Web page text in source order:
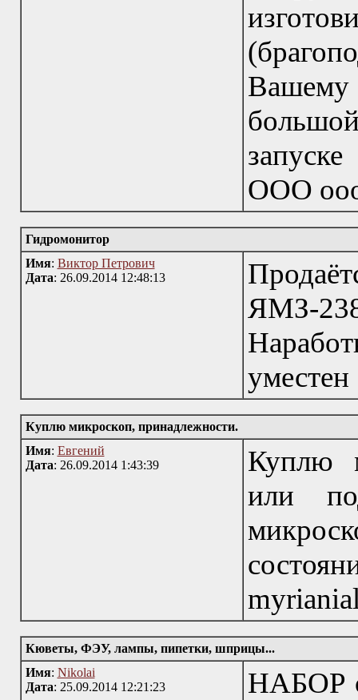
Вашему
ООО
Гидромонитор
Имя: Виктор Петрович
Дата: 26.09.2014 12:48:13
ЯМЗ-
уместен
Куплю микроскоп, принадлежности.
Имя: Евгений
Дата: 26.09.2014 1:43:39
Куплю
или
Кюветы, ФЭУ, лампы, пипетки, шприцы...
Имя: Nikolai
Дата: 25.09.2014 12:21:23
НАБОР